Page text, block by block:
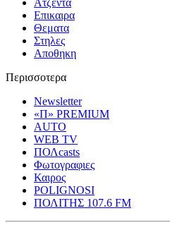
Ατζεντα
Επικαιρα
Θεματα
Στηλες
Αποθηκη
Περισσοτερα
Newsletter
«Π» PREMIUM
AUTO
WEB TV
ΠΟΛcasts
Φωτογραφιες
Καιρος
POLIGNOSI
ΠΟΛΙΤΗΣ 107.6 FM